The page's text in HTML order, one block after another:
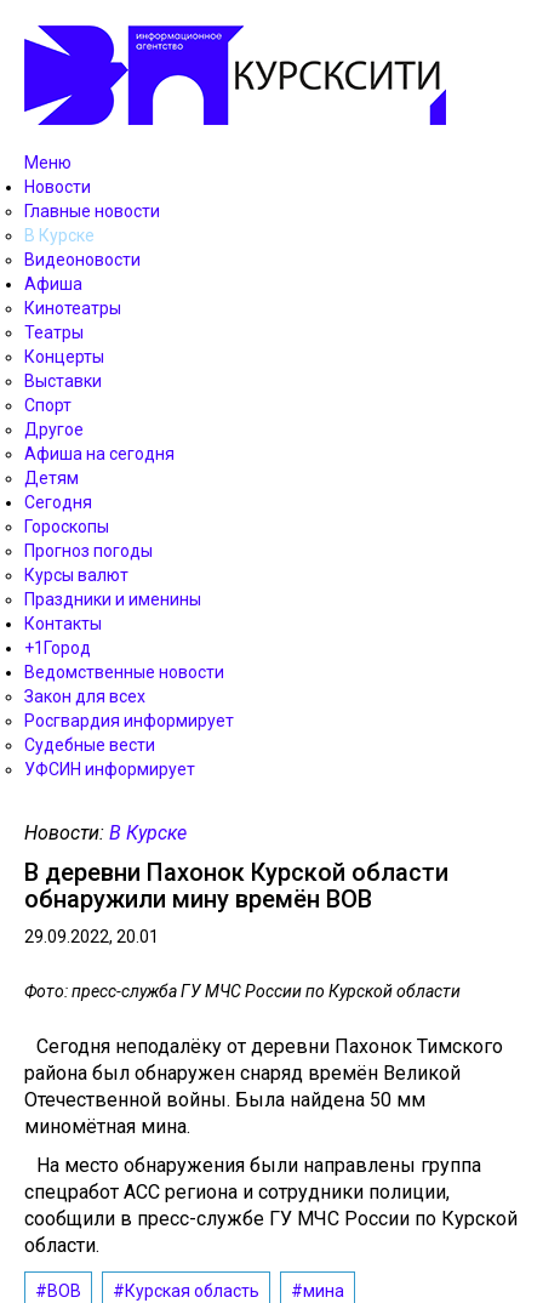
Меню
Новости
Главные новости
В Курске
Видеоновости
Афиша
Кинотеатры
Театры
Концерты
Выставки
Спорт
Другое
Афиша на сегодня
Детям
Сегодня
Гороскопы
Прогноз погоды
Курсы валют
Праздники и именины
Контакты
+1Город
Ведомственные новости
Закон для всех
Росгвардия информирует
Судебные вести
УФСИН информирует
Новости: В Курске
В деревни Пахонок Курской области
обнаружили мину времён ВОВ
29.09.2022, 20.01
Фото: пресс-служба ГУ МЧС России по Курской области
Сегодня неподалёку от деревни Пахонок Тимского
района был обнаружен снаряд времён Великой
Отечественной войны. Была найдена 50 мм
миномётная мина.
На место обнаружения были направлены группа
спецработ АСС региона и сотрудники полиции,
сообщили в пресс-службе ГУ МЧС России по Курской
области.
#ВОВ #Курская область #мина